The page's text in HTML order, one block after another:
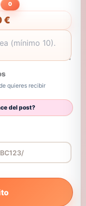
0
€
quieres recibir
del post?